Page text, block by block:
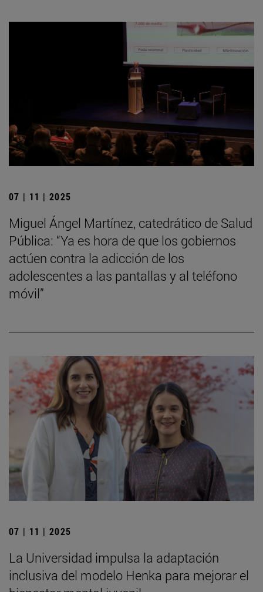
07 | 11 | 2025
Miguel Ángel Martínez, catedrático de Salud
Pública: “Ya es hora de que los gobiernos
actúen contra la adicción de los
adolescentes a las pantallas y al teléfono
móvil”
07 | 11 | 2025
La Universidad impulsa la adaptación
inclusiva del modelo Henka para mejorar el